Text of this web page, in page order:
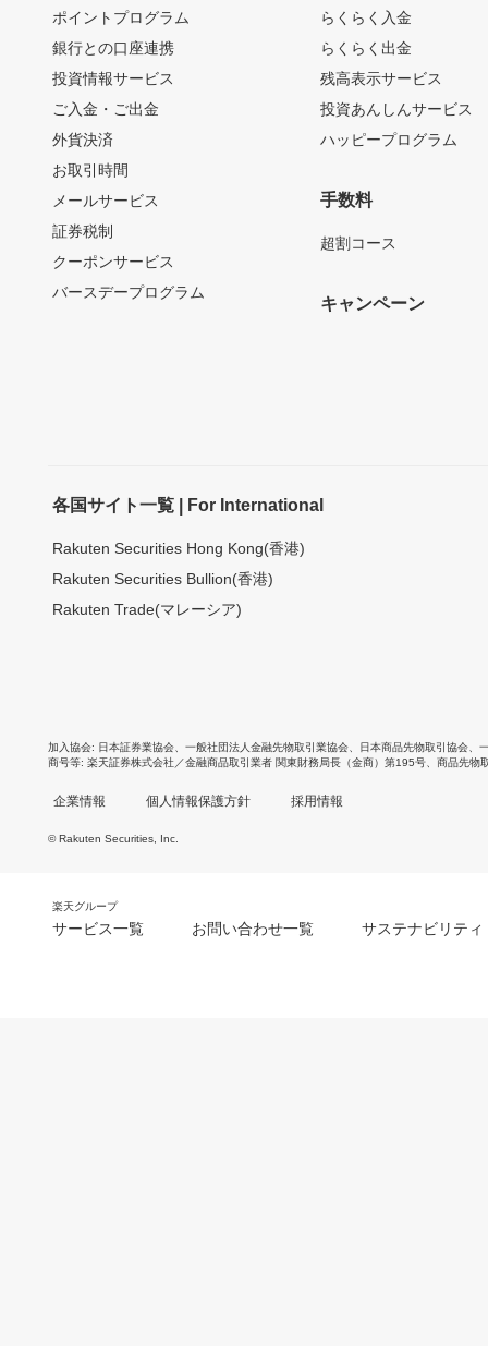
ポイントプログラム
銀行との口座連携
投資情報サービス
ご入金・ご出金
外貨決済
お取引時間
メールサービス
証券税制
クーポンサービス
バースデープログラム
らくらく入金
らくらく出金
残高表示サービス
投資あんしんサービス
ハッピープログラム
手数料
超割コース
キャンペーン
各国サイト一覧 | For International
Rakuten Securities Hong Kong(香港)
Rakuten Securities Bullion(香港)
Rakuten Trade(マレーシア)
加入協会 日本証券業協会 一般社団法人金融先物取引業協会 日本商品先物取引協会
商号等 楽天証券株式会社／金融商品取引業者 関東財務局長（金商）第195号、商品先物
企業情報 個人情報保護方針 採用情報
© Rakuten Securities, Inc.
楽天グループ
サービス一覧 お問い合わせ一覧 サステナビリティ